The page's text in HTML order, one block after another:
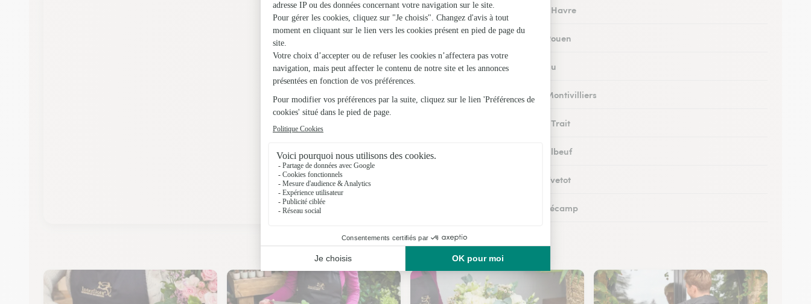
Fleuristes au Havre
Fleuristes à Rouen
Fleuristes à Eu
Fleuristes à Montivilliers
Fleuristes au Trait
Fleuristes à Elbeuf
Fleuristes à Yvetot
Fleuristes à Fécamp
Fleuristes à Canteleu
Nos fleuristes à Fresnay-le-Long